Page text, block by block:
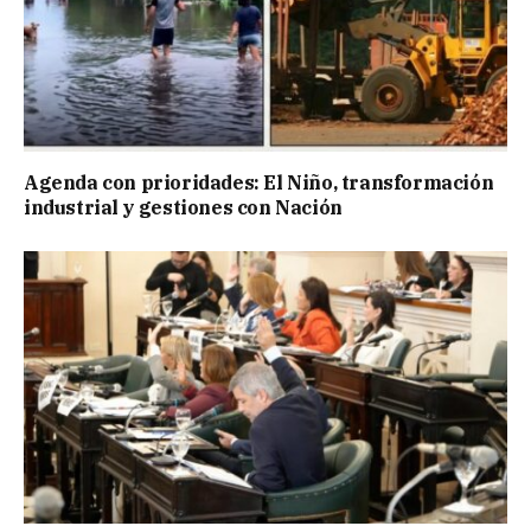
Agenda con prioridades: El Niño, transformación
industrial y gestiones con Nación